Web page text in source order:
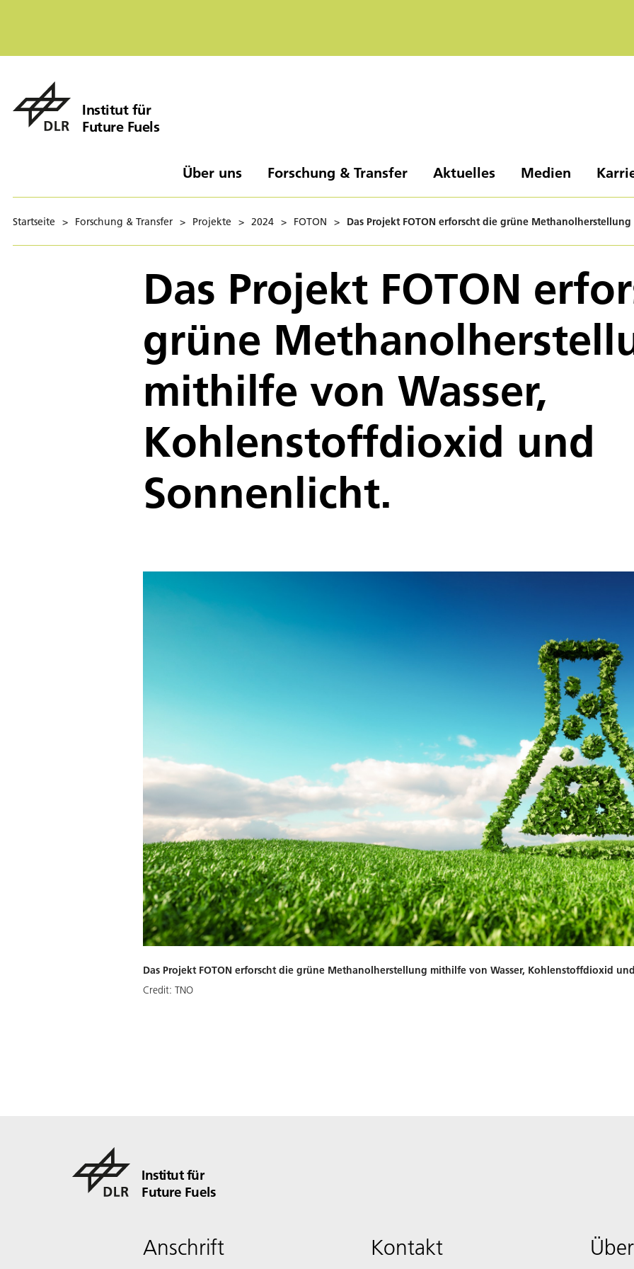
Institut für
Future Fuels
Über uns Forschung & Transfer Aktuelles Medien
Startseite > Forschung & Transfer > Projekte > 2024 > FOTON > Das Projekt FOTON erforscht die grüne
Das Projekt FOTON
grüne
mithilfe von Wasser,
Kohlenstoffdioxid und
Sonnenlicht.
Das Projekt FOTON erforscht die grüne Methanolherstellung mithilfe von Wasser, Kohlenstoffdioxid
Credit: TNO
Institut für
Future Fuels
Anschrift Kontakt